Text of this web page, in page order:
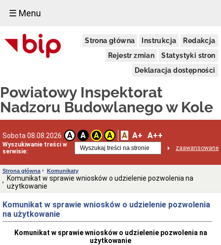
☰ Menu
Strona główna Instrukcja
Redakcja
Rejestr zmian
Statystyki stron
Deklaracja dostępności
Powiatowy Inspektorat
Nadzoru Budowlanego w Kole
Sobota 08.08.2026 A A A A A A+ A++
Wyszukiwanie treści w
serwisie:
zaawansowane
Cyfrowa
książka
obiektu
budowlanego
Cyfrowa
książka
obiektu
budowlanego
Elektroniczny
dziennik
budowy
Elektroniczny
dziennik
budowy
Centralny
rejestr
osób
posiadających
Strona główna Komunikaty
Komunikat w sprawie wniosków o udzielenie pozwolenia na
użytkowanie
Komunikat w sprawie wniosków o udzielenie pozwolenia
na użytkowanie
Komunikat w sprawie wniosków o udzielenie pozwolenia na
użytkowanie